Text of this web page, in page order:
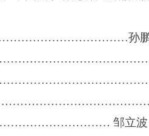
孙鹏浩
邹立波